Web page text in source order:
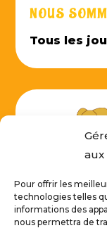
aux
Pour offrir les
technologies telles
informations des
nous permettra de
NOUS
Tous les